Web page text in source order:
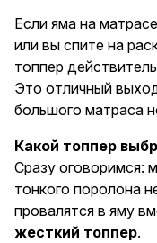
Если яма на
или вы спите на
топпер
Это отличный
большого матраса
Какой топпер
Сразу оговоримся:
тонкого поролона
провалятся в яму
жесткий топпер.